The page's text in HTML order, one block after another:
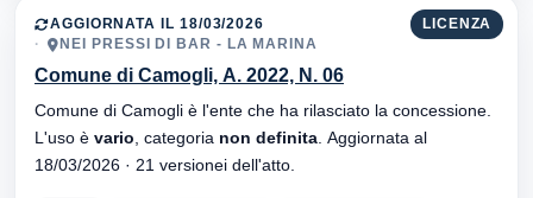
LICENZA
AGGIORNATA IL 18/03/2026
NEI PRESSI DI BAR - LA MARINA
Comune di Camogli, A. 2022, N. 06
Comune di Camogli è l'ente che ha rilasciato la concessione.
L'uso è vario , categoria non definita
18/03/2026 · 21 versionei dell'atto.